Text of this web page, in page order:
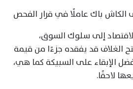
الكاش باك عاملًا في قرار الفحص
إلى سلوك السوق،
الغلاف قد يفقده جزءًا من قيمة
الإبقاء على السبيكة كما هي،
لاحقًا.